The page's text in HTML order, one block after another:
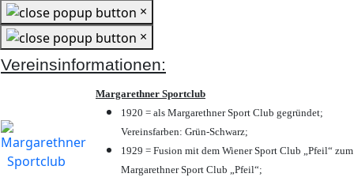
×
×
Vereinsinformationen:
Margarethner Sportclub
1920 = als Margarethner Sport Club gegründet;
Vereinsfarben: Grün-Schwarz;
1929 = Fusion mit dem Wiener Sport Club „Pfeil“ zum
Margarethner Sport Club „Pfeil“;